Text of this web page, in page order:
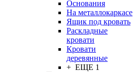
Основания
На металлокаркасе
Ящик под кровать
Раскладные
кровати
Кровати
деревянные
+ ЕЩЕ 1